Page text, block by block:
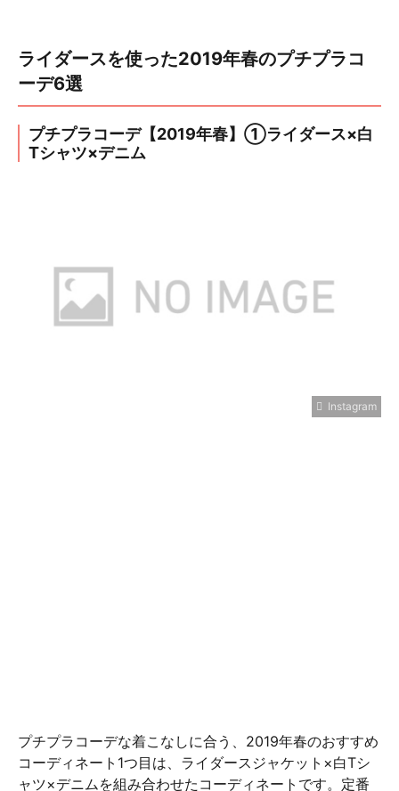
ライダースを使った2019年春のプチプラコ
ーデ6選
プチプラコーデ【2019年春】①ライダース×白
Tシャツ×デニム
Instagram
プチプラコーデな着こなしに合う、2019年春のおすすめ
コーディネート1つ目は、ライダースジャケット×白Tシ
ャツ×デニムを組み合わせたコーディネートです。定番